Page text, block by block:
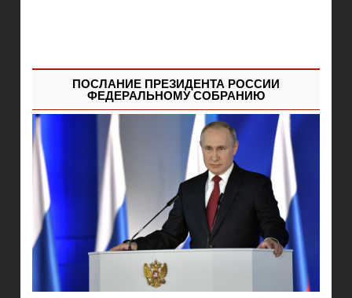
ПОСЛАНИЕ ПРЕЗИДЕНТА РОССИИ
ФЕДЕРАЛЬНОМУ СОБРАНИЮ